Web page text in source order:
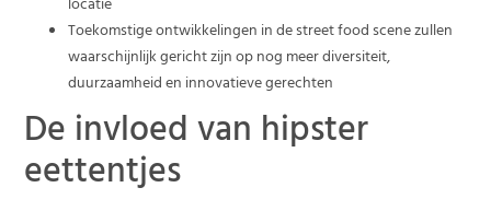
Toekomstige ontwikkelingen in de street food scene zullen
waarschijnlijk gericht zijn op nog meer diversiteit,
duurzaamheid en innovatieve gerechten
De invloed van hipster
eettentjes